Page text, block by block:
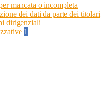
mancata o incompleta
dei dati da parte dei titolari
dirigenziali
1